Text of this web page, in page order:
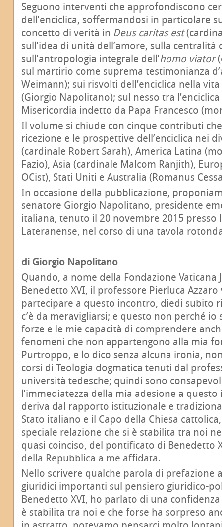
Seguono interventi che approfondiscono
dell’enciclica, soffermandosi in particolare
concetto di verità in Deus caritas est
sull’idea di unità dell’amore, sulla centralità
sull’antropologia integrale dell’homo viator
sul martirio come suprema testimonianza
Weimann); sui risvolti dell’enciclica nella
(Giorgio Napolitano); sul nesso tra l’enciclica
Misericordia indetto da Papa Francesco
Il volume si chiude con cinque contributi
ricezione e le prospettive dell’enciclica nei
(cardinale Robert Sarah), America Latina
Fazio), Asia (cardinale Malcom Ranjith),
OCist), Stati Uniti e Australia (Romanus
In occasione della pubblicazione,
senatore Giorgio Napolitano, presidente
italiana, tenuto il 20 novembre 2015 presso
Lateranense, nel corso di una tavola
di Giorgio Napolitano
Quando, a nome della Fondazione Vaticana
Benedetto XVI, il professore Pierluca
partecipare a questo incontro, diedi subito
c’è da meravigliarsi; e questo non perché
forze e le mie capacità di comprendere
fenomeni che non appartengono alla mia
Purtroppo, e lo dico senza alcuna ironia,
corsi di Teologia dogmatica tenuti dal
università tedesche; quindi sono
l’immediatezza della mia adesione a
deriva dal rapporto istituzionale e
Stato italiano e il Capo della Chiesa
speciale relazione che si è stabilita tra noi
quasi coinciso, del pontificato di Benedetto
della Repubblica a me affidata.
Nello scrivere qualche parola di prefazione
giuridici importanti sul pensiero giuridico-
Benedetto XVI, ho parlato di una
è stabilita tra noi e che forse ha sorpreso